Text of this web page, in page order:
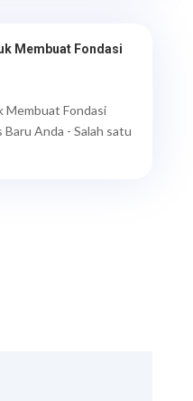
Membuat Fondasi
Membuat Fondasi
Anda - Salah satu